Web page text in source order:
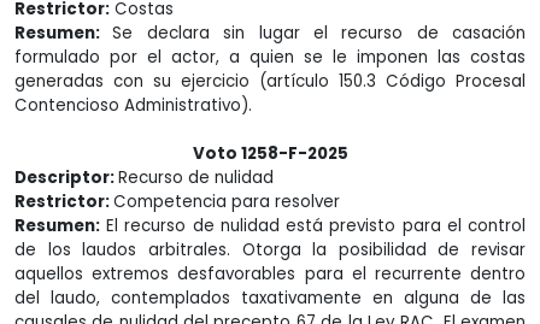
Restrictor: Costas
Resumen:Se declara sin lugar el recurso de casación
formulado por el actor, a quien se le imponen las costas
generadas con su ejercicio (artículo 150.3 Código Procesal
Contencioso Administrativo).
Voto 1258-F-2025
Descriptor:Recurso de nulidad
Restrictor:Competencia para resolver
Resumen: El recurso de nulidad está previsto para el control
de los laudos arbitrales. Otorga la posibilidad de revisar
aquellos extremos desfavorables para el recurrente dentro
del laudo, contemplados taxativamente en alguna de las